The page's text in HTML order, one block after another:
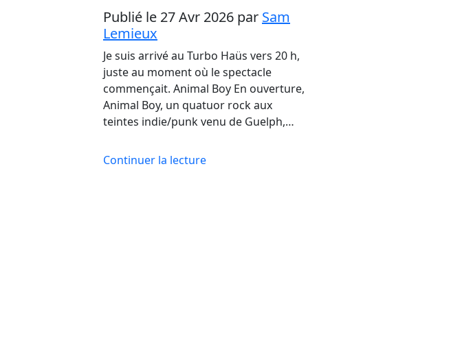
Publié le 27 Avr 2026 par Sam
Lemieux
Je suis arrivé au Turbo Haüs vers 20 h,
juste au moment où le spectacle
commençait. Animal Boy En ouverture,
Animal Boy, un quatuor rock aux
teintes indie/punk venu de Guelph,…
Continuer la lecture